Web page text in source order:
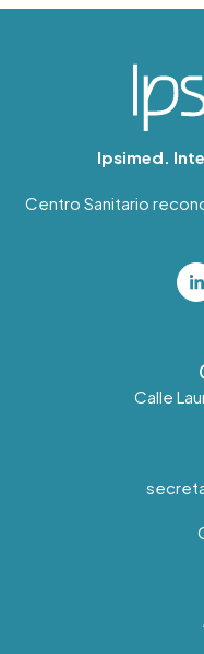
Ipsimed.
Centro Sanitario
Calle